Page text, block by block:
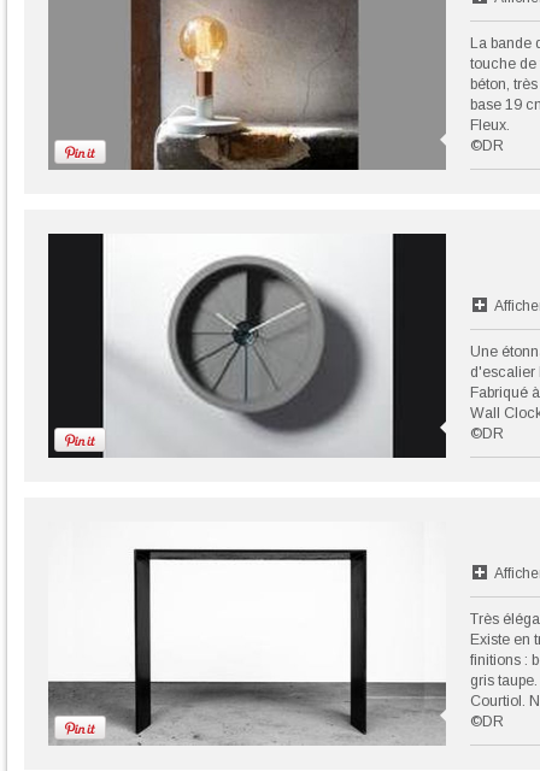
La bande
touche de
béton,
base 19
Fleux.
©DR
Une
d'escalier
Fabriqué
Wall
©DR
Très
Existe en
finitions :
gris
Courtiol.
©DR